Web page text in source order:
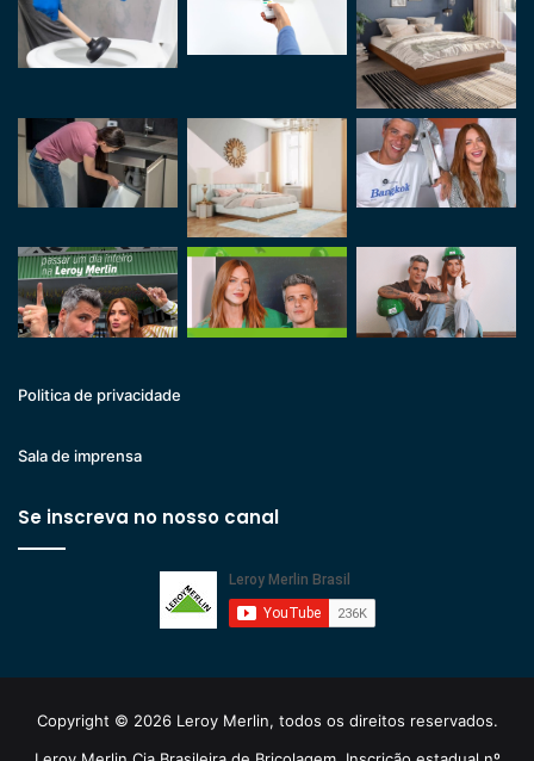
Politica de privacidade
Sala de imprensa
Se inscreva no nosso canal
Copyright © 2026 Leroy Merlin, todos os direitos reservados.